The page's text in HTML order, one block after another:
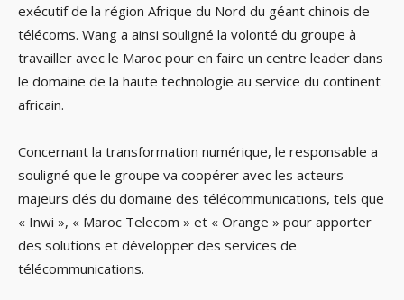
exécutif de la région Afrique du Nord du géant chinois de
télécoms. Wang a ainsi souligné la volonté du groupe à
travailler avec le Maroc pour en faire un centre leader dans
le domaine de la haute technologie au service du continent
africain.
Concernant la transformation numérique, le responsable a
souligné que le groupe va coopérer avec les acteurs
majeurs clés du domaine des télécommunications, tels que
« Inwi », « Maroc Telecom » et « Orange » pour apporter
des solutions et développer des services de
télécommunications.